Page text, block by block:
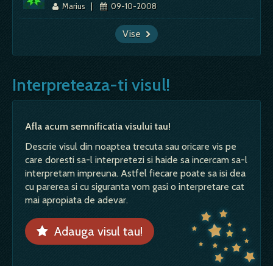
Marius | 09-10-2008
Vise
Interpreteaza-ti visul!
Afla acum semnificatia visului tau!
Descrie visul din noaptea trecuta sau oricare vis pe
care doresti sa-l interpretezi si haide sa incercam sa-l
interpretam impreuna. Astfel fiecare poate sa isi dea
cu parerea si cu siguranta vom gasi o interpretare cat
mai apropiata de adevar.
Adauga visul tau!